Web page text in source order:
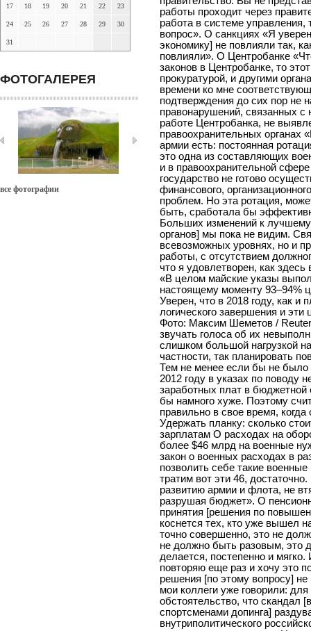
17 18 19 20 21 22 23
24 25 26 27 28 29 30
31
ФОТОГАЛЕРЕЯ
все фотографии